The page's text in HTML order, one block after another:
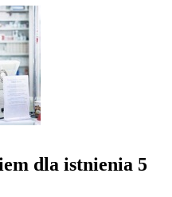
dla istnienia 5